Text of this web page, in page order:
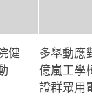
健
多舉動應
億嵐工學
證群眾用